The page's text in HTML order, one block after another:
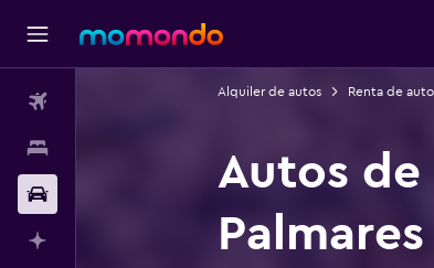
Alquiler de autos Renta de
Autos
Palmares